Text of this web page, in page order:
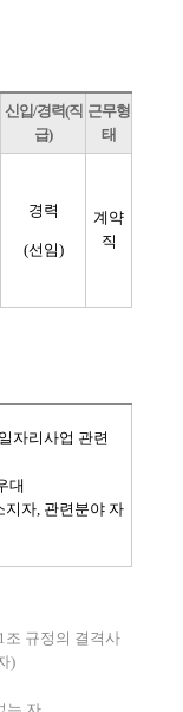
신입/경력(직
급)
근무형
태
경력
(선임)
계약
직
자리사업 관련
대
지자, 관련분야 자
조 규정의 결격사
)